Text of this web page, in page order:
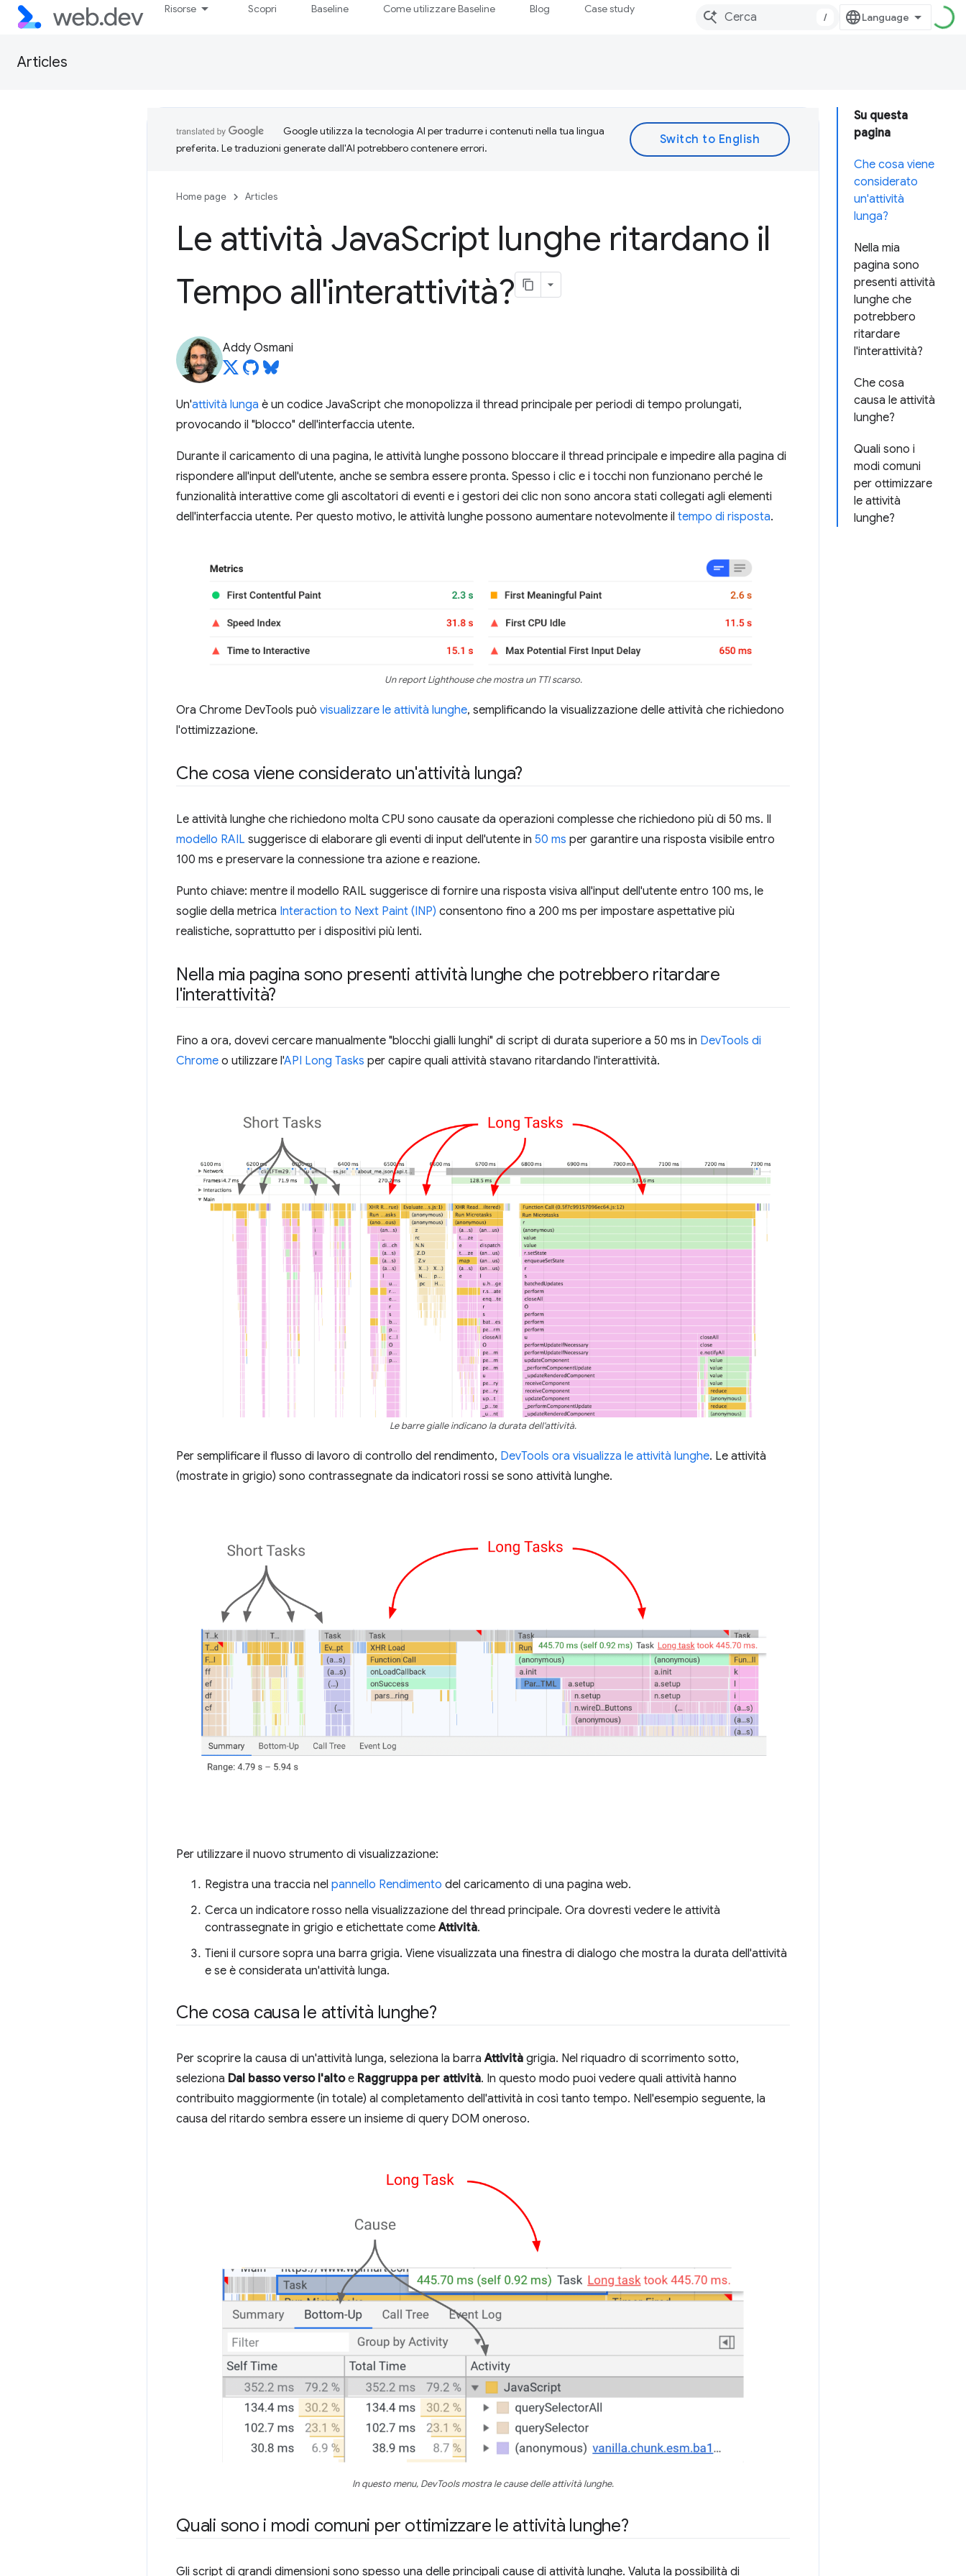
Risorse Scopri Baseline Come utilizzare Baseline Blog Case study
/
Articles
Su questa
pagina
Che cosa viene
considerato
un'attività
lunga?
Nella mia
pagina sono
presenti attività
lunghe che
potrebbero
ritardare
l'interattività?
Che cosa
causa le attività
lunghe?
Quali sono i
modi comuni
per ottimizzare
le attività
lunghe?
Google utilizza la tecnologia AI per tradurre i contenuti nella tua lingua
preferita. Le traduzioni generate dall'AI potrebbero contenere errori.
Home page Articles
Le attività JavaScript lunghe ritardano il
Tempo all'interattività?
Addy Osmani
Un'attività lunga è un codice JavaScript che monopolizza il thread principale per periodi di tempo prolungati,
provocando il "blocco" dell'interfaccia utente.
Durante il caricamento di una pagina, le attività lunghe possono bloccare il thread principale e impedire alla pagina di
rispondere all'input dell'utente, anche se sembra essere pronta. Spesso i clic e i tocchi non funzionano perché le
funzionalità interattive come gli ascoltatori di eventi e i gestori dei clic non sono ancora stati collegati agli elementi
dell'interfaccia utente. Per questo motivo, le attività lunghe possono aumentare notevolmente il tempo di risposta.
Un report Lighthouse che mostra un TTI scarso.
Ora Chrome DevTools può visualizzare le attività lunghe, semplificando la visualizzazione delle attività che richiedono
l'ottimizzazione.
Che cosa viene considerato un'attività lunga?
Le attività lunghe che richiedono molta CPU sono causate da operazioni complesse che richiedono più di 50 ms. Il
modello RAIL suggerisce di elaborare gli eventi di input dell'utente in 50 ms per garantire una risposta visibile entro
100 ms e preservare la connessione tra azione e reazione.
Punto chiave: mentre il modello RAIL suggerisce di fornire una risposta visiva all'input dell'utente entro 100 ms, le
soglie della metrica Interaction to Next Paint (INP) consentono fino a 200 ms per impostare aspettative più
realistiche, soprattutto per i dispositivi più lenti.
Nella mia pagina sono presenti attività lunghe che potrebbero ritardare
l'interattività?
Fino a ora, dovevi cercare manualmente "blocchi gialli lunghi" di script di durata superiore a 50 ms in DevTools di
Chrome o utilizzare l'API Long Tasks per capire quali attività stavano ritardando l'interattività.
Le barre gialle indicano la durata dell'attività.
Per semplificare il flusso di lavoro di controllo del rendimento, DevTools ora visualizza le attività lunghe. Le attività
(mostrate in grigio) sono contrassegnate da indicatori rossi se sono attività lunghe.
Per utilizzare il nuovo strumento di visualizzazione:
Registra una traccia nel pannello Rendimento del caricamento di una pagina web.
Cerca un indicatore rosso nella visualizzazione del thread principale. Ora dovresti vedere le attività
contrassegnate in grigio e etichettate comeAttività.
Tieni il cursore sopra una barra grigia. Viene visualizzata una finestra di dialogo che mostra la durata dell'attività
e se è considerata un'attività lunga.
Che cosa causa le attività lunghe?
Per scoprire la causa di un'attività lunga, seleziona la barraAttività grigia. Nel riquadro di scorrimento sotto,
seleziona Dal basso verso l'altoe Raggruppa per attività. In questo modo puoi vedere quali attività hanno
contribuito maggiormente (in totale) al completamento dell'attività in così tanto tempo. Nell'esempio seguente, la
causa del ritardo sembra essere un insieme di query DOM oneroso.
In questo menu, DevTools mostra le cause delle attività lunghe.
Quali sono i modi comuni per ottimizzare le attività lunghe?
Gli script di grandi dimensioni sono spesso una delle principali cause di attività lunghe. Valuta la possibilità di